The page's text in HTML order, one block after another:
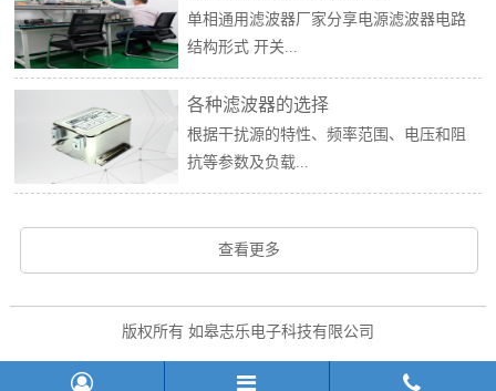
单相通用滤波器厂家分享电源滤波器电路
结构形式 开关...
各种滤波器的选择
根据干扰源的特性、频率范围、电压和阻
抗等参数及负载...
查看更多
版权所有 如皋志乐电子科技有限公司